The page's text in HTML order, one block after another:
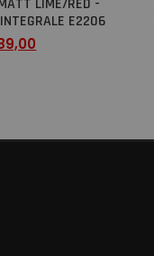
LIME/RED -
E2206